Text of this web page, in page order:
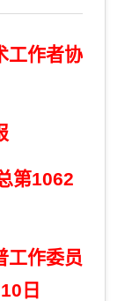
工作者协
第1062
工作委员
日